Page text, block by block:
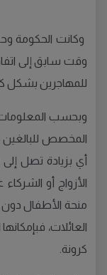
وقت سابق إلى
للمهاجرين بشكل
وبحسب
المخصص للبالغين من 10 آلاف كرونة
كرونة.